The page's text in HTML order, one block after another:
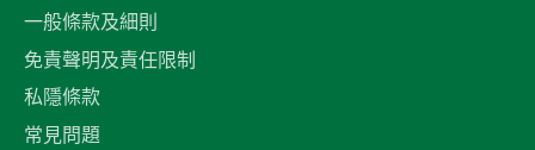
一般條款及細則
免責聲明及責任限制
私隱條款
常見問題